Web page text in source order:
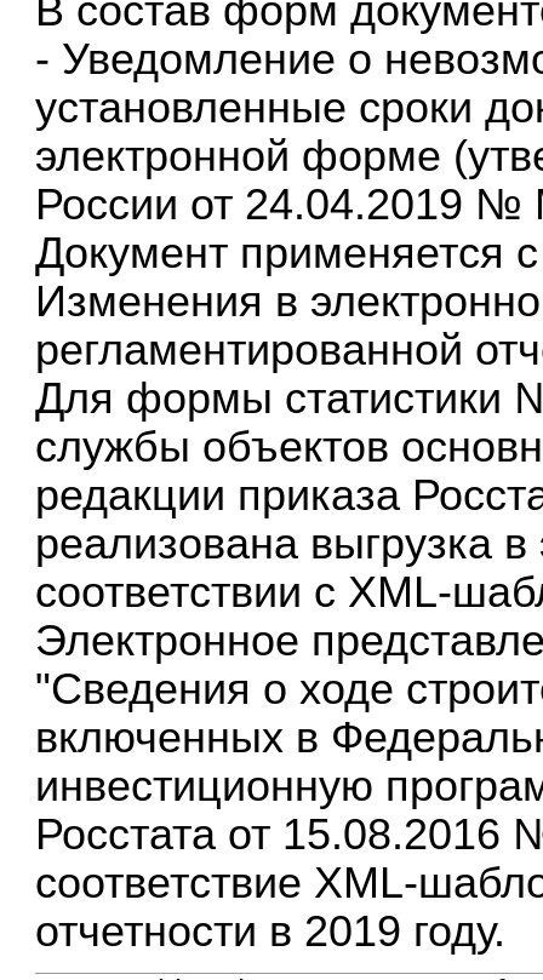
В состав форм
- Уведомление о
установленные сроки
электронной форме
России от 24.04.2019
Документ применяется
Изменения в
регламентированной
Для формы статистики
службы объектов
редакции приказа
реализована выгрузка
соответствии с XML-
Электронное
"Сведения о ходе
включенных в
инвестиционную
Росстата от 15.08.2016
соответствие XML-
отчетности в 2019 году.